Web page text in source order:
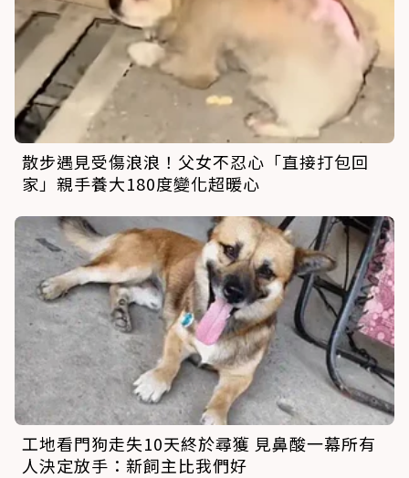
散步遇見受傷浪浪！父女不忍心「直接打包回
家」親手養大180度變化超暖心
工地看門狗走失10天終於尋獲 見鼻酸一幕所有
人決定放手：新飼主比我們好